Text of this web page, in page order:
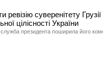
суверенітету
цілісності України
президента поширила його